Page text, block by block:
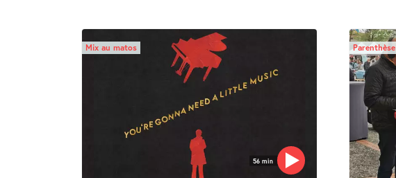
56 min
Mix au matos Parenthèse